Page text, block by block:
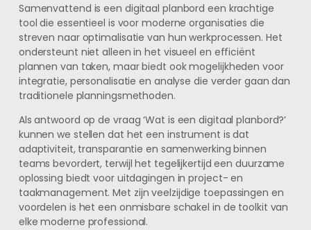
Samenvattend is een digitaal planbord een krachtige
tool die essentieel is voor moderne organisaties die
streven naar optimalisatie van hun werkprocessen. Het
ondersteunt niet alleen in het visueel en efficiënt
plannen van taken, maar biedt ook mogelijkheden voor
integratie, personalisatie en analyse die verder gaan dan
traditionele planningsmethoden.
Als antwoord op de vraag ‘Wat is een digitaal planbord?’
kunnen we stellen dat het een instrument is dat
adaptiviteit, transparantie en samenwerking binnen
teams bevordert, terwijl het tegelijkertijd een duurzame
oplossing biedt voor uitdagingen in project- en
taakmanagement. Met zijn veelzijdige toepassingen en
voordelen is het een onmisbare schakel in de toolkit van
elke moderne professional.